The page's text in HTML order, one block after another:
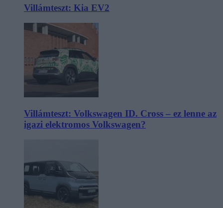
Villámteszt: Kia EV2
Villámteszt: Volkswagen ID. Cross – ez lenne az
igazi elektromos Volkswagen?